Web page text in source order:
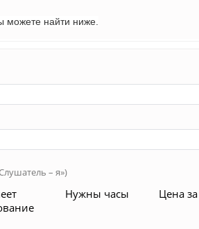
можете найти ниже.
– я»)
Нужны часы Цена